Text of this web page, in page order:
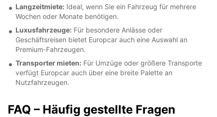
Langzeitmiete: Ideal, wenn Sie ein Fahrzeug für mehrere
Wochen oder Monate benötigen.
Luxusfahrzeuge: Für besondere Anlässe oder
Geschäftsreisen bietet Europcar auch eine Auswahl an
Premium-Fahrzeugen.
Transporter mieten: Für Umzüge oder größere Transporte
verfügt Europcar auch über eine breite Palette an
Nutzfahrzeugen.
FAQ – Häufig gestellte Fragen